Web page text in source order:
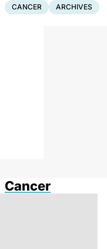
CANCER ARCHIVES
Cancer